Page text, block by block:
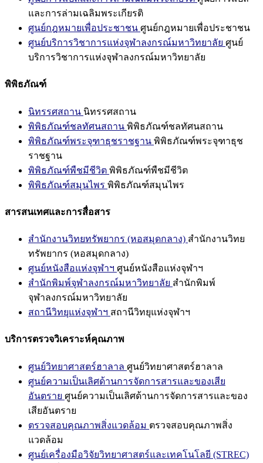
และการล่ามเฉลิมพระเกียรติ
ศูนย์กฎหมายเพื่อประชาชน ศูนย์กฎหมายเพื่อประชาชน
ศูนย์บริการวิชาการแห่งจุฬาลงกรณ์มหาวิทยาลัย ศูนย์
บริการวิชาการแห่งจุฬาลงกรณ์มหาวิทยาลัย
พิพิธภัณฑ์
นิทรรศสถาน นิทรรศสถาน
พิพิธภัณฑ์ชลทัศนสถาน พิพิธภัณฑ์ชลทัศนสถาน
พิพิธภัณฑ์พระจุฑาธุชราชฐาน พิพิธภัณฑ์พระจุฑาธุช
ราชฐาน
พิพิธภัณฑ์พืชมีชีวิต พิพิธภัณฑ์พืชมีชีวิต
พิพิธภัณฑ์สมุนไพร พิพิธภัณฑ์สมุนไพร
สารสนเทศและการสื่อสาร
สำนักงานวิทยทรัพยากร (หอสมุดกลาง) สำนักงานวิทย
ทรัพยากร (หอสมุดกลาง)
ศูนย์หนังสือแห่งจุฬาฯ ศูนย์หนังสือแห่งจุฬาฯ
สำนักพิมพ์จุฬาลงกรณ์มหาวิทยาลัย สำนักพิมพ์
จุฬาลงกรณ์มหาวิทยาลัย
สถานีวิทยุแห่งจุฬาฯ สถานีวิทยุแห่งจุฬาฯ
บริการตรวจวิเคราะห์คุณภาพ
ศูนย์วิทยาศาสตร์ฮาลาล ศูนย์วิทยาศาสตร์ฮาลาล
ศูนย์ความเป็นเลิศด้านการจัดการสารและของเสีย
อันตราย ศูนย์ความเป็นเลิศด้านการจัดการสารและของ
เสียอันตราย
ตรวจสอบคุณภาพสิ่งแวดล้อม ตรวจสอบคุณภาพสิ่ง
แวดล้อม
ศูนย์เครื่องมือวิจัยวิทยาศาสตร์และเทคโนโลยี (STREC)